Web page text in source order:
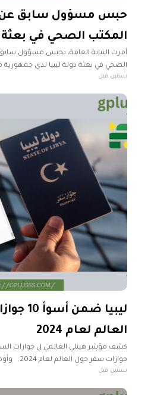
حبس مسؤول سابق عن
المكتب الصحي في بعثة
أمرت النيابة العامة، بحبس مسؤول
الصحي في بعثة دولة ليبيا لدى
النيابة، بمكتب النائب العام، مجالات
سنتين قبل
ليبيا
العالم لعام 2024
جوازات
أن ليبيا احتلت المركز الثامن
سنتين قبل